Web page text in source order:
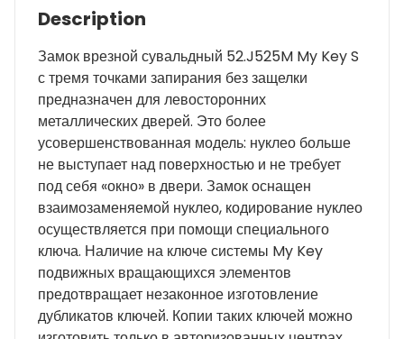
Description
Замок врезной сувальдный 52.J525M My Key S
с тремя точками запирания без защелки
предназначен для левосторонних
металлических дверей. Это более
усовершенствованная модель: нуклео больше
не выступает над поверхностью и не требует
под себя «окно» в двери. Замок оснащен
взаимозаменяемой нуклео, кодирование нуклео
осуществляется при помощи специального
ключа. Наличие на ключе системы My Key
подвижных вращающихся элементов
предотвращает незаконное изготовление
дубликатов ключей. Копии таких ключей можно